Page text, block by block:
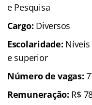
e Pesquisa
Cargo: Diversos
Escolaridade:
e superior
Número de vagas:
Remuneração: R$